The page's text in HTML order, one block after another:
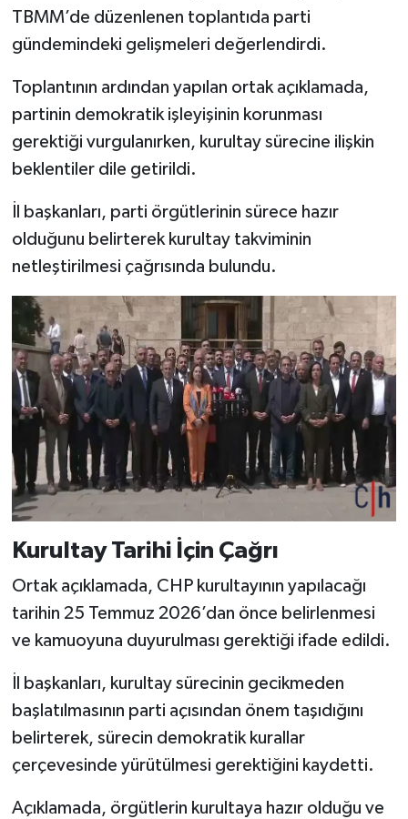
TBMM’de düzenlenen toplantıda parti
gündemindeki gelişmeleri değerlendirdi.
Toplantının ardından yapılan ortak açıklamada,
partinin demokratik işleyişinin korunması
gerektiği vurgulanırken, kurultay sürecine ilişkin
beklentiler dile getirildi.
İl başkanları, parti örgütlerinin sürece hazır
olduğunu belirterek kurultay takviminin
netleştirilmesi çağrısında bulundu.
Kurultay Tarihi İçin Çağrı
Ortak açıklamada, CHP kurultayının yapılacağı
tarihin 25 Temmuz 2026’dan önce belirlenmesi
ve kamuoyuna duyurulması gerektiği ifade edildi.
İl başkanları, kurultay sürecinin gecikmeden
başlatılmasının parti açısından önem taşıdığını
belirterek, sürecin demokratik kurallar
çerçevesinde yürütülmesi gerektiğini kaydetti.
Açıklamada, örgütlerin kurultaya hazır olduğu ve